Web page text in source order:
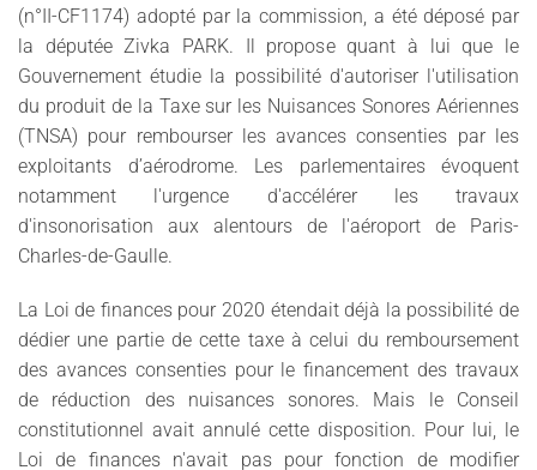
(n°II-CF1174) adopté par la commission, a été déposé par
la députée Zivka PARK. Il propose quant à lui que le
Gouvernement étudie la possibilité d'autoriser l'utilisation
du produit de la Taxe sur les Nuisances Sonores Aériennes
(TNSA) pour rembourser les avances consenties par les
exploitants d’aérodrome. Les parlementaires évoquent
notamment l'urgence d'accélérer les travaux
d'insonorisation aux alentours de l'aéroport de Paris-
Charles-de-Gaulle.
La Loi de finances pour 2020 étendait déjà la possibilité de
dédier une partie de cette taxe à celui du remboursement
des avances consenties pour le financement des travaux
de réduction des nuisances sonores. Mais le Conseil
constitutionnel avait annulé cette disposition. Pour lui, le
Loi de finances n'avait pas pour fonction de modifier